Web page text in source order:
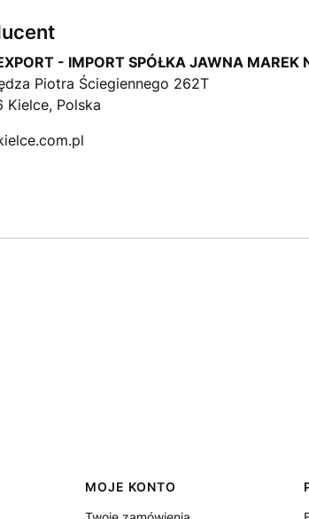
- IMPORT SPÓŁKA JAWNA MAREK
Piotra Ściegiennego 262T
Kielce, Polska
MOJE KONTO